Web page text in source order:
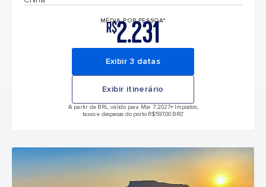
MÉDIA POR PESSOA*
R$2.231
Exibir 3 datas
Exibir itinerário
A partir de BRL, válido para Mar 7, 2027+ Impostos,
taxas e despesas do porto R$597,00 BRL*